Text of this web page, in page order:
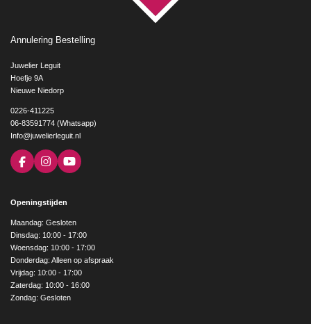
Annulering Bestelling
Juwelier Leguit
Hoefje 9A
Nieuwe Niedorp
0226-411225
06-83591774 (Whatsapp)
Info@juwelierleguit.nl
F
a
b
o
k
I
n
a
g
r
a
m
Y
o
e
Openingstijden
Maandag: Gesloten
Dinsdag: 10:00 - 17:00
Woensdag: 10:00 - 17:00
Donderdag: Alleen op afspraak
Vrijdag: 10:00 - 17:00
Zaterdag: 10:00 - 16:00
Zondag: Gesloten